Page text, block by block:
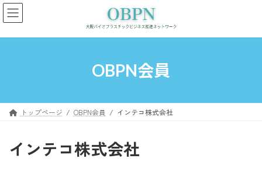
コ
ン
ン
ナ
ビ
ー
OBPN会員
トップページ OBPN会員 インテコ株式会社
インテコ株式会社